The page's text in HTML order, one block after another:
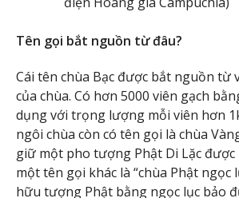
Tên gọi bắt nguồn từ đâu?
Cái tên chùa Bạc được bắt nguồn từ
của chùa. Có hơn 5000 viên gạch
dụng với trọng lượng mỗi viên hơn
ngôi chùa còn có tên gọi là chùa
giữ một pho tượng Phật Di Lặc được
một tên gọi khác là “chùa Phật ngọc
hữu tượng Phật bằng ngọc lục bảo